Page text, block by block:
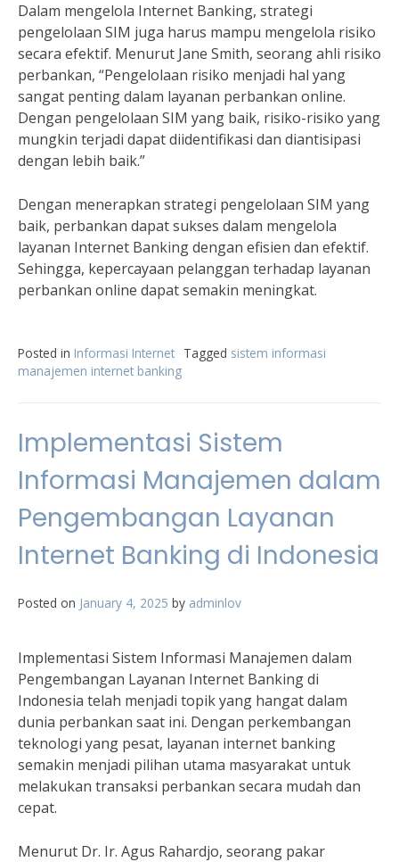
Dalam mengelola Internet Banking, strategi
pengelolaan SIM juga harus mampu mengelola risiko
secara efektif. Menurut Jane Smith, seorang ahli risiko
perbankan, “Pengelolaan risiko menjadi hal yang
sangat penting dalam layanan perbankan online.
Dengan pengelolaan SIM yang baik, risiko-risiko yang
mungkin terjadi dapat diidentifikasi dan diantisipasi
dengan lebih baik.”
Dengan menerapkan strategi pengelolaan SIM yang
baik, perbankan dapat sukses dalam mengelola
layanan Internet Banking dengan efisien dan efektif.
Sehingga, kepercayaan pelanggan terhadap layanan
perbankan online dapat semakin meningkat.
Posted in Informasi Internet Tagged sistem informasi
manajemen internet banking
Implementasi Sistem
Informasi Manajemen dalam
Pengembangan Layanan
Internet Banking di Indonesia
Posted on January 4, 2025 by adminlov
Implementasi Sistem Informasi Manajemen dalam
Pengembangan Layanan Internet Banking di
Indonesia telah menjadi topik yang hangat dalam
dunia perbankan saat ini. Dengan perkembangan
teknologi yang pesat, layanan internet banking
semakin menjadi pilihan utama masyarakat untuk
melakukan transaksi perbankan secara mudah dan
cepat.
Menurut Dr. Ir. Agus Rahardjo, seorang pakar